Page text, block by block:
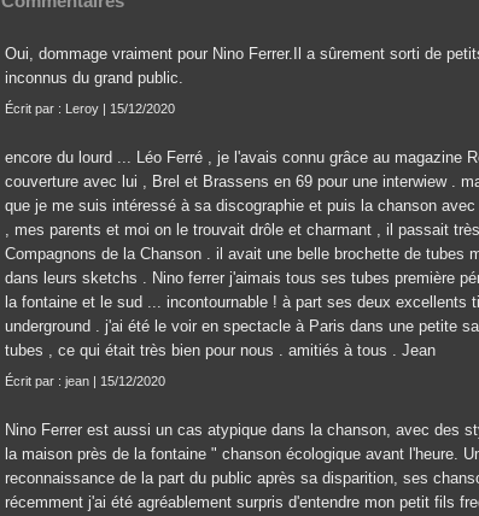
Oui, dommage vraiment pour Nino Ferrer.Il a sûrement sorti de
inconnus du grand public.
Écrit par : Leroy | 15/12/2020
encore du lourd ... Léo Ferré , je l'avais connu grâce au magazine
couverture avec lui , Brel et Brassens en 69 pour une interwiew .
que je me suis intéressé à sa discographie et puis la chanson
, mes parents et moi on le trouvait drôle et charmant , il passait
Compagnons de la Chanson . il avait une belle brochette de tubes
dans leurs sketchs . Nino ferrer j'aimais tous ses tubes première
la fontaine et le sud ... incontournable ! à part ses deux excellents
underground . j'ai été le voir en spectacle à Paris dans une petite
tubes , ce qui était très bien pour nous . amitiés à tous . Jean
Écrit par : jean | 15/12/2020
Nino Ferrer est aussi un cas atypique dans la chanson, avec des
la maison près de la fontaine " chanson écologique avant l'heure.
reconnaissance de la part du public après sa disparition, ses
récemment j'ai été agréablement surpris d'entendre mon petit fils